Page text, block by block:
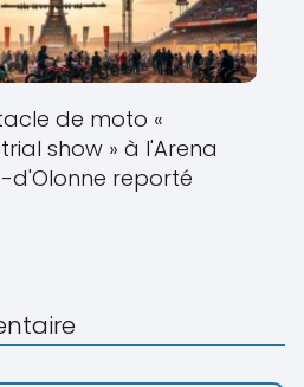
de moto «
show » à l'Arena
d'Olonne reporté